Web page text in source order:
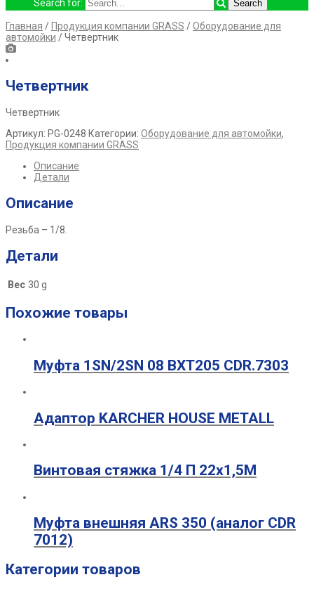
Search for:
Главная / Продукция компании GRASS /Оборудование для
автомойки / Четвертник
Четвертник
Четвертник
Артикул: PG-0248 Категории: Оборудование для автомойки,
Продукция компании GRASS
Описание
Детали
Описание
Резьба – 1/8.
Детали
Вес 30 g
Похожие товары
Муфта 1SN/2SN 08 ВХТ205 CDR.7303
Адаптор KARCHER HOUSE METALL
Винтовая стяжка 1/4 П 22х1,5М
Муфта внешняя ARS 350 (аналог CDR
7012)
Категории товаров